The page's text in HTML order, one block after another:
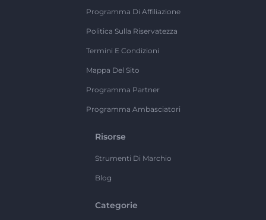
Programma Di Affiliazione
Politica Sulla Riservatezza
Termini E Condizioni
Mappa Del Sito
Programma Partner
Programma Ambasciatori
Risorse
Strumenti Di Marchio
Blog
Categorie